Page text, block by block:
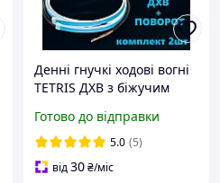
Денні гнучкі ходові вогні
TETRIS ДХВ з біжучим
Готово до відправки
5.0 (5)
від30₴/міс